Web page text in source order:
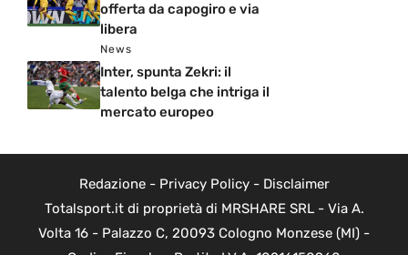
offerta da capogiro e via
libera
News
Inter, spunta Zekri: il
talento belga che intriga il
mercato europeo
Redazione- Privacy Policy- Disclaimer
Totalsport.it di proprietà di MRSHARE SRL - Via A.
Volta 16 - Palazzo C, 20093 Cologno Monzese (MI) -